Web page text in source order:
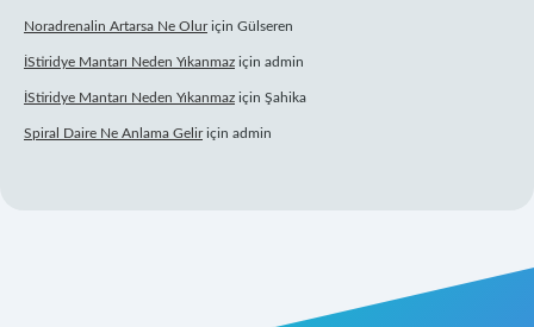
Noradrenalin Artarsa Ne Oluriçin Gülseren
İStiridye Mantarı Neden Yıkanmaz için admin
İStiridye Mantarı Neden Yıkanmaz için Şahika
Spiral Daire Ne Anlama Geliriçin admin